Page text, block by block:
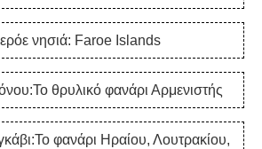
νησιά: Faroe Islands
θρυλικό φανάρι Αρμενιστής
φανάρι Ηραίου, Λουτρακίου,